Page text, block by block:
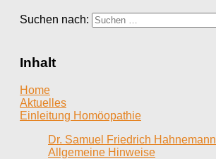
Suchen nach:
Inhalt
Home
Aktuelles
Einleitung Homöopathie
Dr. Samuel Friedrich Hahnemann
Allgemeine Hinweise